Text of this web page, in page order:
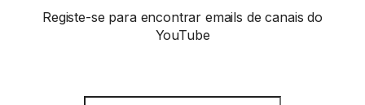
Registe-se para encontrar emails de canais do
YouTube